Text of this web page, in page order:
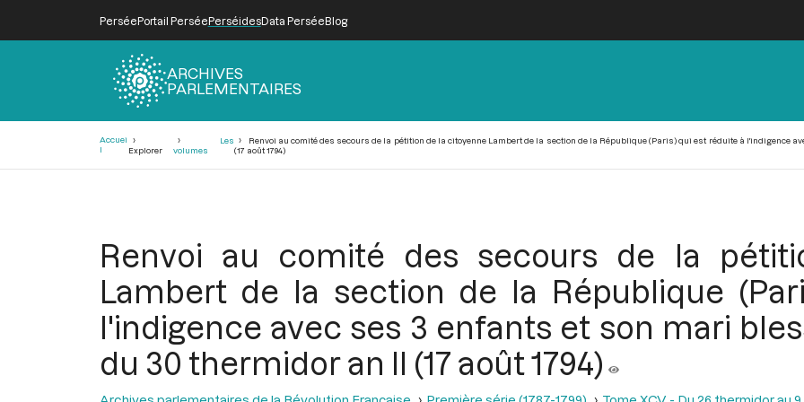
PerséePortail PerséePerséidesData PerséeBlog
ARCHIVES
PARLEMENTAIRES
Accuei
l
Explorer
Les
volumes
Renvoi au comité des secours de la pétition de la citoyenne Lambert de la section de la République (Paris) qui est réduite à l'indigence
(17 août 1794)
Renvoi au comité des secours de la
Lambert de la section de la République
l'indigence avec ses 3 enfants et son mari
du 30 thermidor an II (17 août 1794)